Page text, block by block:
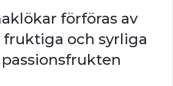
förföras av
fruktiga och syrliga